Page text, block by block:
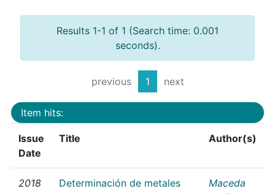
Results 1-1 of 1 (Search time: 0.001
seconds).
previous 1 next
Item hits:
Issue
Date
Title Author(s)
2018
Determinación de metales
Maceda